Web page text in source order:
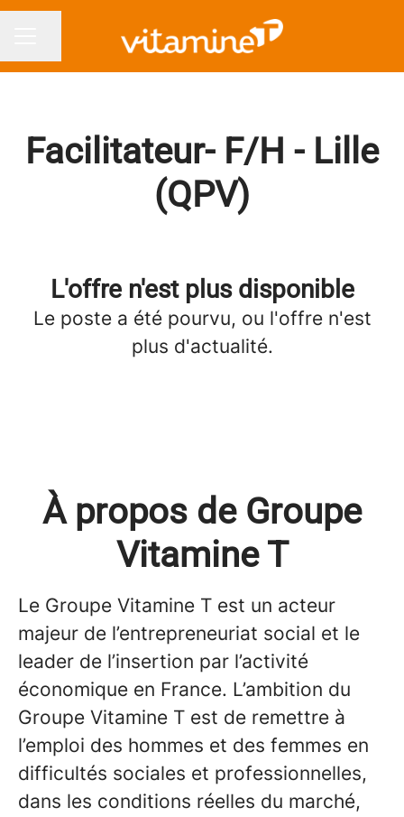
MENU CARRIÈRE
Partager la page
Facilitateur- F/H - Lille
(QPV)
L'offre n'est plus disponible
Le poste a été pourvu, ou l'offre n'est
plus d'actualité.
À propos de Groupe
Vitamine T
Le Groupe Vitamine T est un acteur
majeur de l’entrepreneuriat social et le
leader de l’insertion par l’activité
économique en France. L’ambition du
Groupe Vitamine T est de remettre à
l’emploi des hommes et des femmes en
difficultés sociales et professionnelles,
dans les conditions réelles du marché,